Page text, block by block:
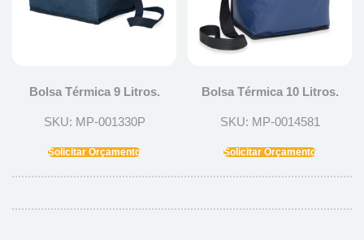
Bolsa Térmica 9 Litros.
SKU: MP-001330P
Solicitar Orçamento
Bolsa Térmica 10 Litros.
SKU: MP-0014581
Solicitar Orçamento